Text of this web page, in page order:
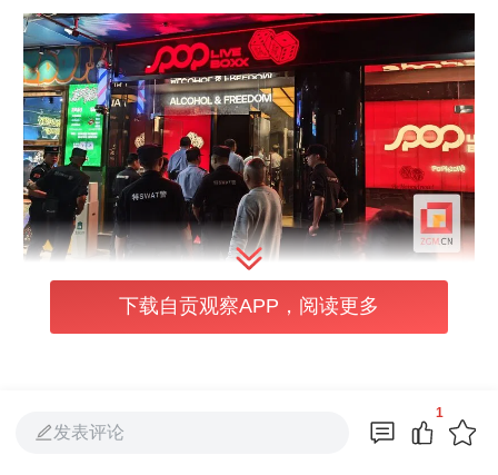
此次行动聚焦杜绝未成年人进入酒吧及向未成
在场疑似未成年人的身份证件，调取消费记录
下载自贡观察APP，阅读更多
发表评论
1